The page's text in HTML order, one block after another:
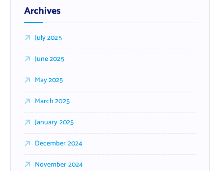
Archives
July 2025
June 2025
May 2025
March 2025
January 2025
December 2024
November 2024